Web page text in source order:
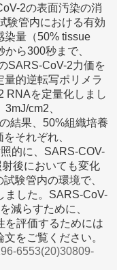
2の表面汚染の消
験管内における有効
染量（50% tissue
ら300秒まで、
SARS-CoV-2力価を
的逆転写ポリメラ
RNAを定量化しまし
cm2、
結果、50%組織培養
それぞれ、
的に、SARS-COV-
後においても変化
験管内の環境で、
ました。SARS-CoV-
減らすために、
を評価するためには
をご覧ください。
6553(20)30809-